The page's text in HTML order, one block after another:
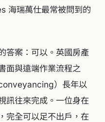
海瑞萬仕最常被問到的
答案：可以。英國房產
面與遠端作業流程之
）長年以
訊往來完成。一位身在
完全可以足不出戶，在